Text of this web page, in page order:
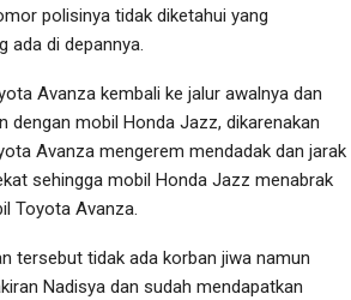
polisinya tidak diketahui yang
ada di depannya.
Avanza kembali ke jalur awalnya dan
dengan mobil Honda Jazz, dikarenakan
Avanza mengerem mendadak dan jarak
sehingga mobil Honda Jazz menabrak
Toyota Avanza.
tersebut tidak ada korban jiwa namun
Nadisya dan sudah mendapatkan